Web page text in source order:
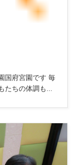
国府宮園です 毎
たちの体調も...